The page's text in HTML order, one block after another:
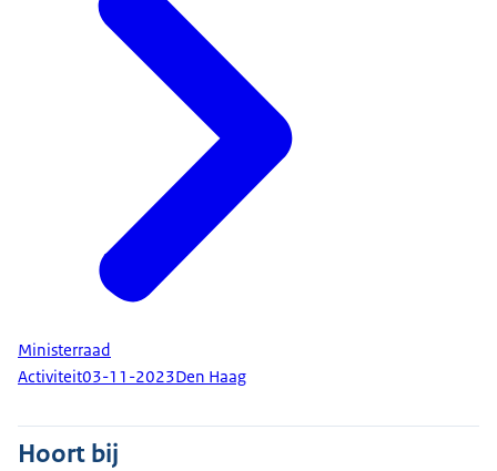
Ministerraad
Activiteit03-11-2023Den Haag
Hoort bij